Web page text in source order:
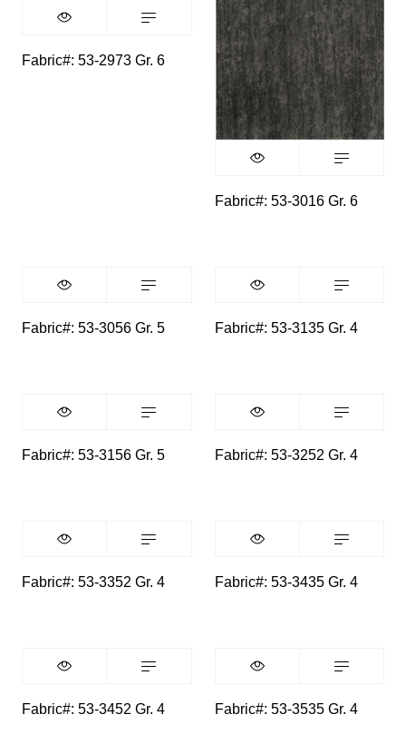
Fabric#: 53-2973 Gr. 6
Fabric#: 53-3016 Gr. 6
Fabric#: 53-3056 Gr. 5 Fabric#: 53-3135 Gr. 4
Fabric#: 53-3156 Gr. 5 Fabric#: 53-3252 Gr. 4
Fabric#: 53-3352 Gr. 4 Fabric#: 53-3435 Gr. 4
Fabric#: 53-3452 Gr. 4 Fabric#: 53-3535 Gr. 4